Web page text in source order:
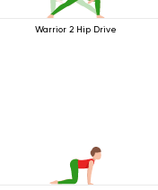
Warrior 2 Hip Drive